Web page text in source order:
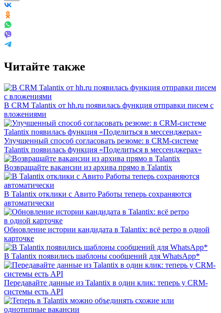
Читайте также
В CRM Talantix от hh.ru появилась функция отправки писем с
вложениями
Улучшенный способ согласовать резюме: в CRM-системе
Talantix появилась функция «Поделиться в мессенджерах»
Возвращайте вакансии из архива прямо в Talantix
В Talantix отклики с Авито Работы теперь сохраняются
автоматически
Обновление истории кандидата в Talantix: всё ретро в одной
карточке
В Talantix появились шаблоны сообщений для WhatsApp*
Передавайте данные из Talantix в один клик: теперь у CRM-
системы есть API